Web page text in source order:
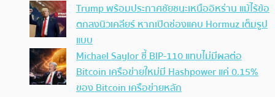
Trump พร้อมประกาศชัยชนะเหนืออิหร่าน แม้ไร้ข้อ
ตกลงนิวเคลียร์ หากเปิดช่องแคบ Hormuz เต็มรูป
แบบ
Michael Saylor ชี้ BIP-110 แทบไม่มีผลต่อ
Bitcoin เครือข่ายใหม่มี Hashpower แค่ 0.15%
ของ Bitcoin เครือข่ายหลัก